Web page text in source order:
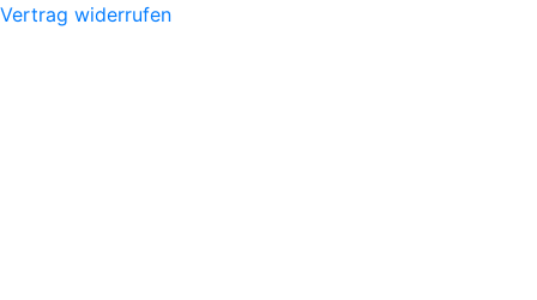
Vertrag widerrufen